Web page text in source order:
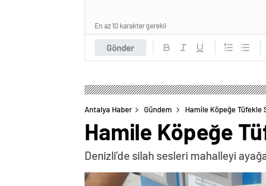
Gönder
En az 10 karakter gerekli
Antalya Haber Gündem Hamile Köpeğe Tüfekle
Hamile Köpeğe
Denizli’de silah sesleri mahalleyi